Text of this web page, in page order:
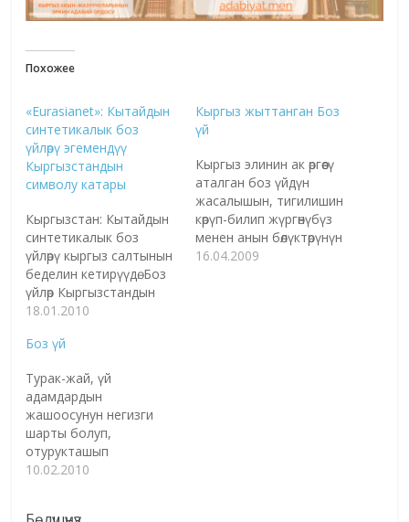
Похожее
«Eurasianet»: Кытайдын
синтетикалык боз
үйлөрү эгемендүү
Кыргызстандын
символу катары
Кыргызстан: Кытайдын
синтетикалык боз
үйлөрү кыргыз салтынын
беделин кетирүүдө. Боз
үйлөр Кыргызстандын
мамлекеттүүлүгүнүн
элементи болуп
катар бул кийиз турак
жай кыргыздардын
көчмөн тарыхын
символдоштурат, көзү
өткөн адамга боз үйдүн
формасында
Экинчи дүйнөлүк
18.01.2010
Кыргыз жыттанган Боз
үй
Кыргыз элинин ак өргөөсү
аталган боз үйдүн
жасалышын, тигилишин
көрүп-билип жүргөнүбүз
менен анын бөлүктөрүнүн
аталышы, эмнеден
16.04.2009
Боз үй
Турак-жай, үй
адамдардын
жашоосунун негизги
шарты болуп,
отурукташып
жашоосунда, үй-бүлө
10.02.2010